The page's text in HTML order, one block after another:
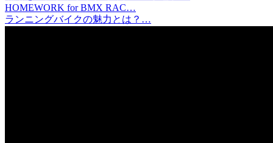
HOMEWORK for BMX RAC…
ランニングバイクの魅力とは？…